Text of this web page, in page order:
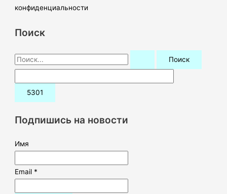
конфиденциальности
Поиск
П
о
и
:Подпишись на новости
Имя
Email *